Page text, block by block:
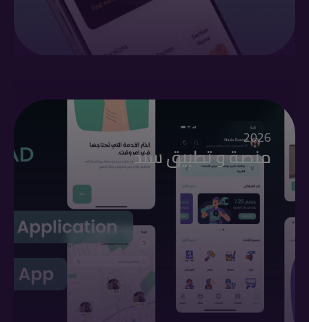
2026
منصة و تطبيق سند